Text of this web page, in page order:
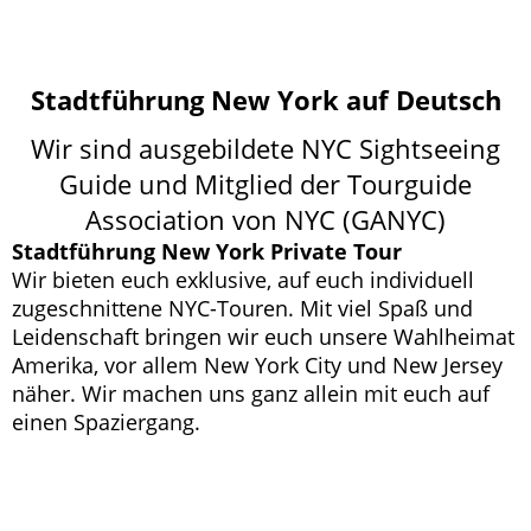
Stadtführung New York auf Deutsch
Wir sind ausgebildete NYC Sightseeing
Guide und Mitglied der Tourguide
Association von NYC (GANYC)
Stadtführung New York Private Tour
Wir bieten euch exklusive, auf euch individuell
zugeschnittene NYC-Touren. Mit viel Spaß und
Leidenschaft bringen wir euch unsere Wahlheimat
Amerika, vor allem New York City und New Jersey
näher. Wir machen uns ganz allein mit euch auf
einen Spaziergang.